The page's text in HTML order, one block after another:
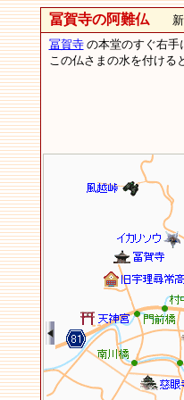
冨賀寺の阿難仏新城
冨賀寺の本堂のすぐ右手
この仏さまの水を付ける